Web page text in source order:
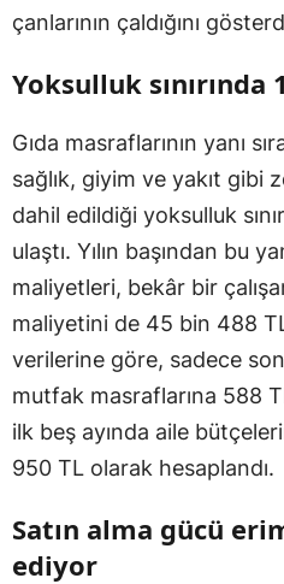
çanlarının çaldığını
Yoksulluk sınırında
Gıda masraflarının yanı
sağlık, giyim ve yakıt gibi
dahil edildiği yoksulluk
ulaştı. Yılın başından bu
maliyetleri, bekâr bir
maliyetini de 45 bin 488
verilerine göre, sadece
mutfak masraflarına 588
ilk beş ayında aile
950 TL olarak hesaplandı.
Satın alma gücü
ediyor